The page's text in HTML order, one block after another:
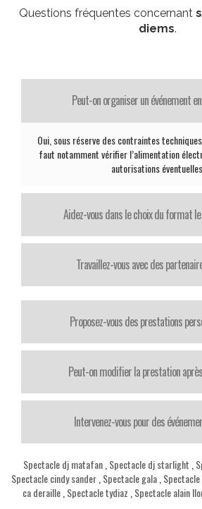
Questions fréquentes concernant
diems.
Peut-on organiser un événement
Oui, sous réserve des contraintes
faut notamment vérifier l’alimentation
autorisations éventuelles.
Aidez-vous dans le choix du format
Travaillez-vous avec des
Proposez-vous des prestations
Peut-on modifier la prestation
Intervenez-vous pour des
Spectacle dj matafan, Spectacle dj starlight
Spectacle cindy sander Spectacle gala
ca deraille Spectacle tydiaz Spectacle alain